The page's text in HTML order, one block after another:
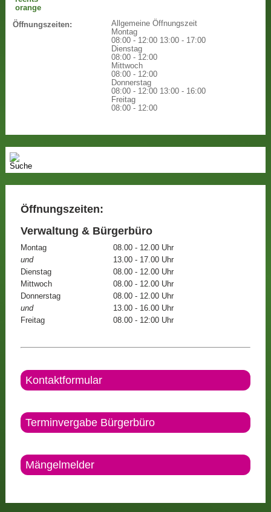
Öffnungszeiten:
Allgemeine Öffnungszeit
Montag
08:00 - 12:00 13:00 - 17:00
Dienstag
08:00 - 12:00
Mittwoch
08:00 - 12:00
Donnerstag
08:00 - 12:00 13:00 - 16:00
Freitag
08:00 - 12:00
Öffnungszeiten:
Verwaltung & Bürgerbüro
Montag
08.00 - 12.00 Uhr
und
13.00 - 17.00 Uhr
Dienstag
08.00 - 12.00 Uhr
Mittwoch
08.00 - 12.00 Uhr
Donnerstag
08.00 - 12.00 Uhr
und
13.00 - 16.00 Uhr
Freitag
08.00 - 12:00 Uhr
Kontaktformular
Terminvergabe Bürgerbüro
Mängelmelder